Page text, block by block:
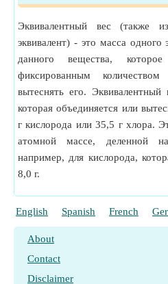
Эквивалентный вес (также
эквивалент) - это масса одного
данного вещества,
фиксированным
вытеснять его.
которая объединяется или
г кислорода или 35,5 г хлора.
атомной массе, деленной
например, для кислорода,
8,0 г.
English Spanish French
About
Contact
Disclaimer